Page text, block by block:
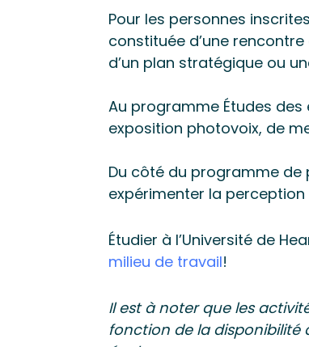
Pour les personnes
constituée d’une
d’un plan stratégique ou
Au programme Études
exposition photovoix, de
Du côté du programme de
expérimenter la
Étudier à l’Université de
milieu de travail!
Il est à noter que les
fonction de la disponibilité